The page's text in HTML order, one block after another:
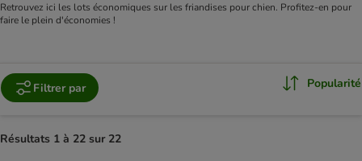
Retrouvez ici les lots économiques sur les friandises pour chien. Profitez-en pour
faire le plein d'économies !
Filtrer par Popularité
Résultats 1 à 22 sur 22